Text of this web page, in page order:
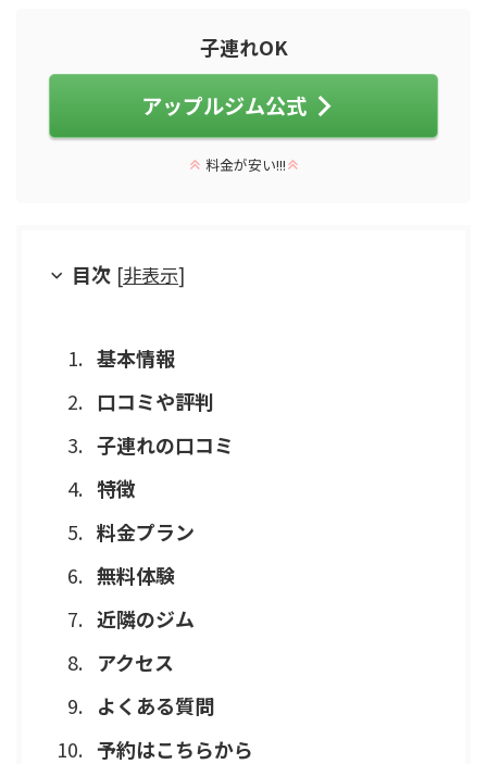
子連れOK
アップルジム公式
料金が安い!!!
目次 [非表示]
基本情報
口コミや評判
子連れの口コミ
特徴
料金プラン
無料体験
近隣のジム
アクセス
よくある質問
予約はこちらから